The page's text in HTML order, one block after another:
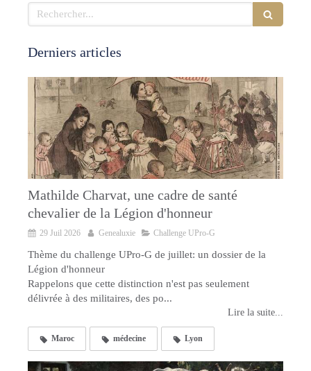
Rechercher
Derniers articles
Mathilde Charvat, une cadre de santé
chevalier de la Légion d'honneur
29 Juil 2026 Genealuxie Challenge UPro-G
Thème du challenge UPro-G de juillet: un dossier de la
Légion d'honneur
Rappelons que cette distinction n'est pas seulement
délivrée à des militaires, des po...
Lire la suite...
Maroc médecine Lyon